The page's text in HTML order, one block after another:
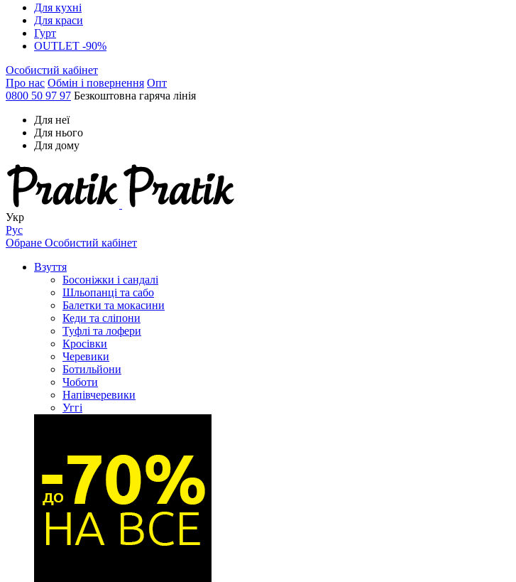
Для кухні
Для краси
Гурт
OUTLET -90%
Особистий кабінет
Про нас Обмін і повернення Опт
0800 50 97 97 Безкоштовна гаряча лінія
Для неї
Для нього
Для дому
Укр
Рус
Обране Особистий кабінет
Взуття
Босоніжки і сандалі
Шльопанці та сабо
Балетки та мокасини
Кеди та сліпони
Туфлі та лофери
Кросівки
Черевики
Ботильйони
Чоботи
Напівчеревики
Уггі